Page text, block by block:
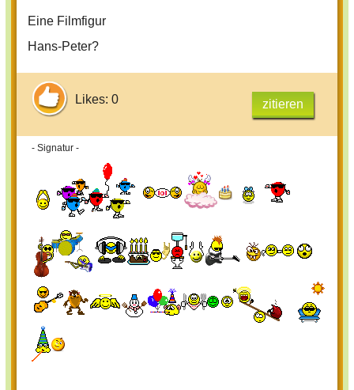
Eine Filmfigur
Hans-Peter?
Likes: 0 zitieren
- Signatur -